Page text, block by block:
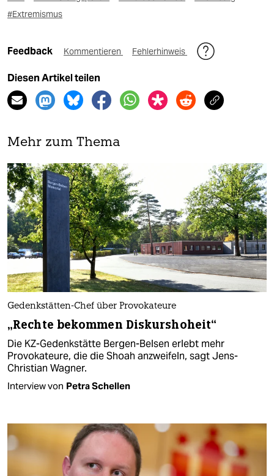
#Extremismus
Feedback Kommentieren Fehlerhinweis
Diesen Artikel teilen
Mehr zum Thema
Gedenkstätten-Chef über Provokateure
„Rechte bekommen Diskurshoheit“
Die KZ-Gedenkstätte Bergen-Belsen erlebt mehr
Provokateure, die die Shoah anzweifeln, sagt Jens-
Christian Wagner.
Interview von Petra Schellen